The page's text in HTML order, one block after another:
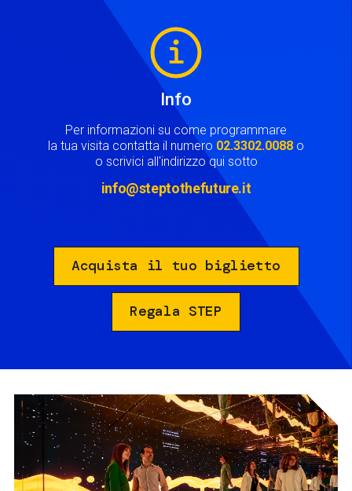
Info
Per informazioni su come programmare
la tua visita contatta il numero 02.3302.0088 o
o scrivici all'indirizzo qui sotto
info@steptothefuture.it
Acquista il tuo biglietto
Regala STEP